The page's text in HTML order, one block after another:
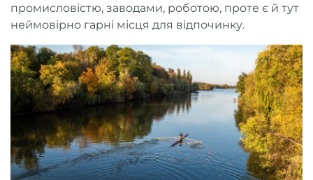
промисловістю, заводами, роботою, проте є й тут
неймовірно гарні місця для відпочинку.